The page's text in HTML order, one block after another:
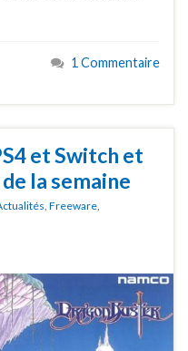
1 Commentaire
et Switch et
la semaine
, Freeware,